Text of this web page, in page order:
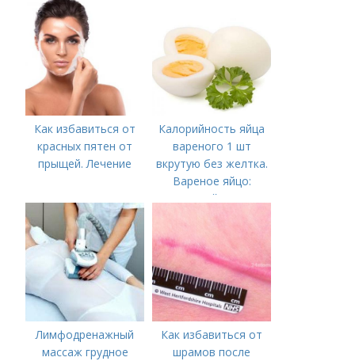
Как избавиться от
красных пятен от
прыщей. Лечение
Калорийность яйца
вареного 1 шт
вкрутую без желтка.
Вареное яйцо:
калорийность
Лимфодренажный
массаж грудное
Как избавиться от
шрамов после